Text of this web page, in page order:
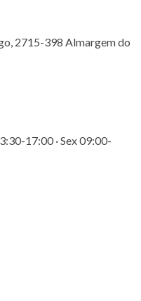
2715-398 Almargem do
17:00 · Sex 09:00-